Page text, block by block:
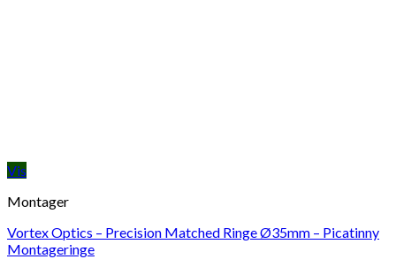
Vis
Montager
Vortex Optics – Precision Matched Ringe Ø35mm – Picatinny
Montageringe